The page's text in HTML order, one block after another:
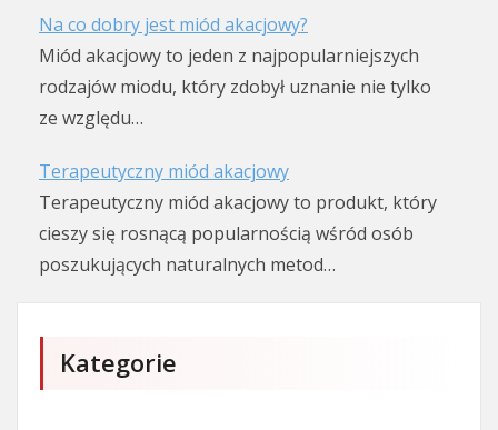
Na co dobry jest miód akacjowy?
Miód akacjowy to jeden z najpopularniejszych
rodzajów miodu, który zdobył uznanie nie tylko
ze względu…
Terapeutyczny miód akacjowy
Terapeutyczny miód akacjowy to produkt, który
cieszy się rosnącą popularnością wśród osób
poszukujących naturalnych metod…
Kategorie